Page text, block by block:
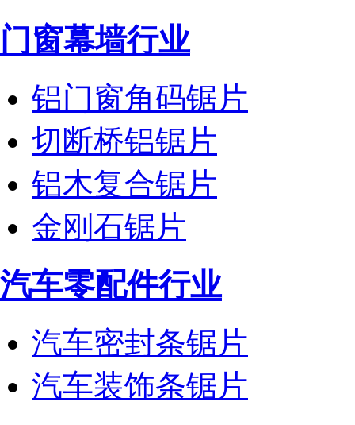
门窗幕墙行业
铝门窗角码锯片
切断桥铝锯片
铝木复合锯片
金刚石锯片
汽车零配件行业
汽车密封条锯片
汽车装饰条锯片